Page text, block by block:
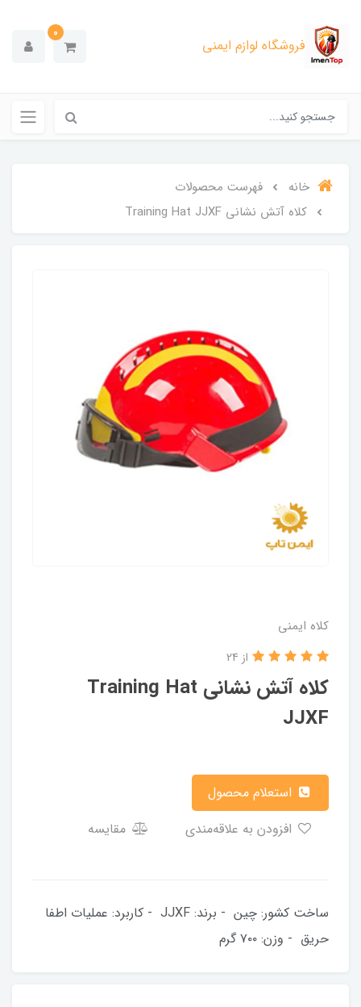
فروشگاه لوازم ایمنی
0
خانه
فهرست محصولات
کلاه آتش نشانی Training Hat JJXF
کلاه ایمنی
کلاه آتش نشانی Training Hat
JJXF
از 24
مقایسه
ساخت کشور: چین - برند: JJXF - کاربرد: عملیات اطفا
حریق - وزن: ۷۰۰ گرم